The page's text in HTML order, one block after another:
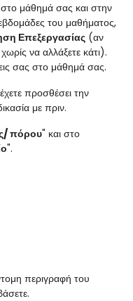
στο μάθημά σας και στην
του μαθήματος,
Επεξεργασίας (αν
να αλλάξετε κάτι).
σας στο μάθημά σας.
προσθέσει την
με πριν.
πόρου" και στο
".
περιγραφή του